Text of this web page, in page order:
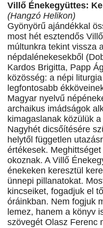
Villő Énekegyüttes:
(Hangzó Helikon)
Gyönyörű ajándékkal
most hét esztendős
múltunkra tekint vissza
népdalénekesekből
Kardos Brigitta, Papp
közösség: a népi
legfontosabb
Magyar nyelvű
archaikus imádságok
kimagaslanak közülük
Nagyhét dicsőítésére
helytől független
értékesek.
okoznak. A Villő
énekeken keresztül
ünnepi pillanatokat.
kincseiket, fogadjuk el
óráinkban. Nem fogjuk
lemez, hanem a könyv
szövegét Olasz Ferenc